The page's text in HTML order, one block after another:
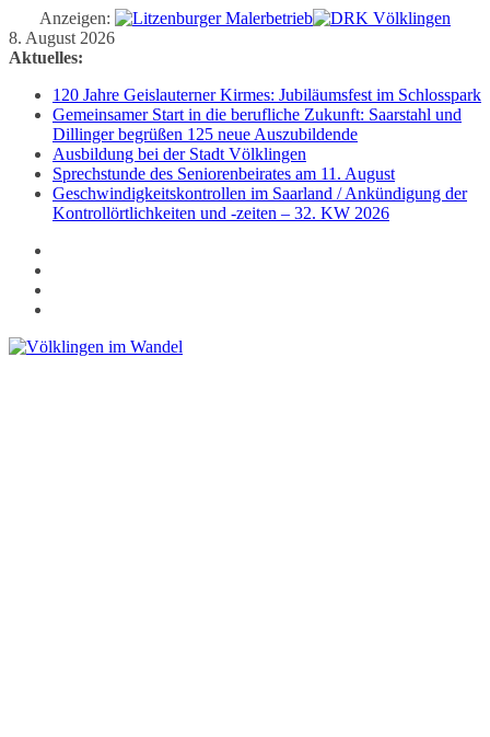
Anzeigen:
Zum
Inhalt
8. August 2026
Aktuelles:
120 Jahre Geislauterner Kirmes: Jubiläumsfest im Schlosspark
Gemeinsamer Start in die berufliche Zukunft: Saarstahl und
Dillinger begrüßen 125 neue Auszubildende
Ausbildung bei der Stadt Völklingen
Sprechstunde des Seniorenbeirates am 11. August
Geschwindigkeitskontrollen im Saarland / Ankündigung der
Kontrollörtlichkeiten und -zeiten – 32. KW 2026